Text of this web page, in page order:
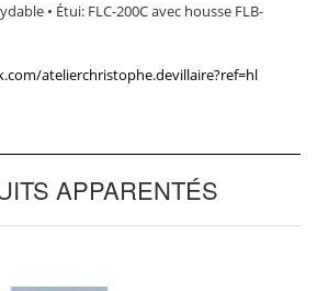
• Étui: FLC-200C avec housse FLB-
atelierchristophe.devillaire?ref=hl
APPARENTÉS